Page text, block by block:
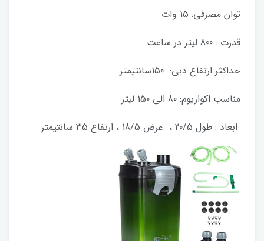
توان مصرفی: 15 وات
قدرت : 800 لیتر در ساعت
حداکثر ارتفاع دبی: 150سانتیمتر
مناسب اکواریوم: 80 الی 150 لیتر
ابعاد : طول 20/5 ، عرض 18/5 ، ارتفاع 35 سانتیمتر